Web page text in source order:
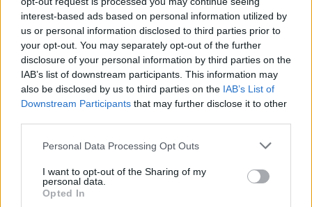
interest-based ads based on personal information utilized by
us or personal information disclosed to third parties prior to
your opt-out. You may separately opt-out of the further
disclosure of your personal information by third parties on the
IAB’s list of downstream participants. This information may
also be disclosed by us to third parties on the IAB’s List of
Downstream Participants that may further disclose it to other
Please note that this website/app uses one or more Google
not limited to your visit or usage behaviour. You may click to
grant or deny consent to Google and its third-party tags to
use your data for below specified purposes in below Google
Personal Data Processing Opt Outs
I want to opt-out of the Sharing of my
personal data.
Opted In
Hakkinen megtartaná a Norris-Piastri párost a
McLarennél, nem borítaná fel Verstappenért